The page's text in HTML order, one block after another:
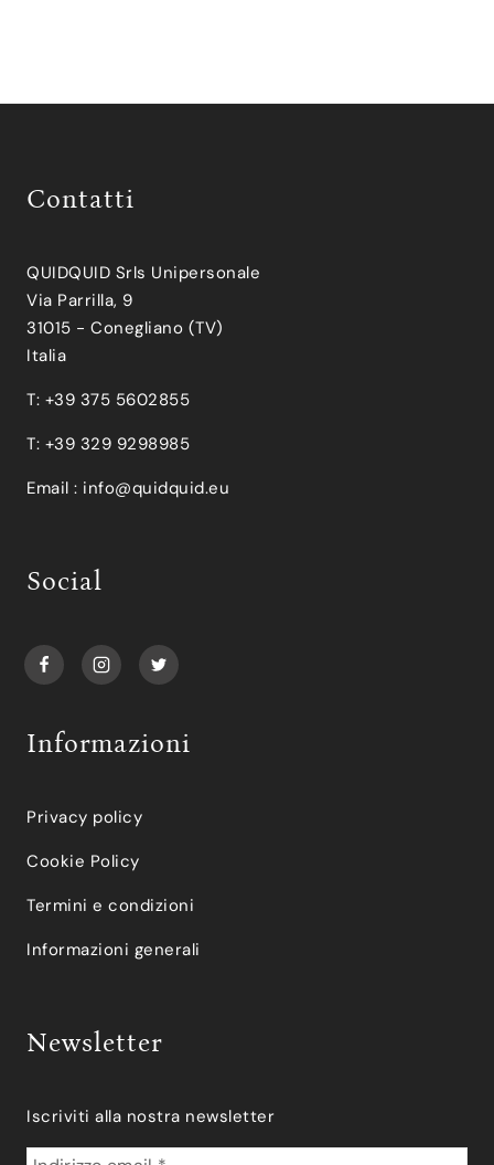
Contatti
QUIDQUID Srls Unipersonale
Via Parrilla, 9
31015 - Conegliano (TV)
Italia
T: +39 375 5602855
T: +39 329 9298985
Email : info@quidquid.eu
Social
Informazioni
Privacy policy
Cookie Policy
Termini e condizioni
Informazioni generali
Newsletter
Iscriviti alla nostra newsletter